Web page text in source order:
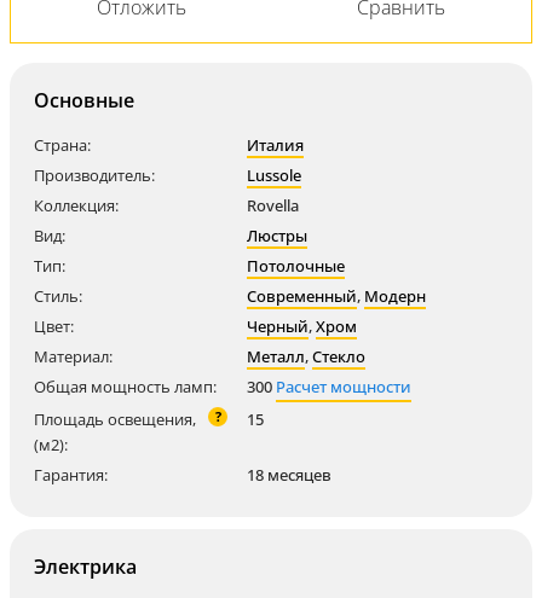
Основные
Страна:
Италия
Производитель:
Lussole
Коллекция:
Rovella
Вид:
Люстры
Тип:
Потолочные
Стиль:
Современный, Модерн
Цвет:
Черный,Хром
Материал:
Металл,Стекло
Общая мощность ламп:
300 Расчет мощности
Площадь освещения,
(м2):
? 15
Гарантия: 18 месяцев
Электрика